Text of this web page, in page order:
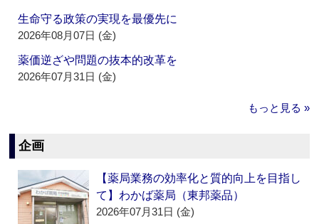
生命守る政策の実現を最優先に
2026年08月07日 (金)
薬価逆ざや問題の抜本的改革を
2026年07月31日 (金)
もっと見る »
企画
【薬局業務の効率化と質的向上を目指し
て】わかば薬局（東邦薬品）
2026年07月31日 (金)